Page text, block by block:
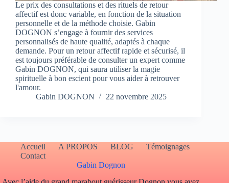
Le prix des consultations et des rituels de retour
affectif est donc variable, en fonction de la situation
personnelle et de la méthode choisie. Gabin
DOGNON s’engage à fournir des services
personnalisés de haute qualité, adaptés à chaque
demande. Pour un retour affectif rapide et sécurisé, il
est toujours préférable de consulter un expert comme
Gabin DOGNON, qui saura utiliser la magie
spirituelle à bon escient pour vous aider à retrouver
l'amour.
Gabin DOGNON
22 novembre 2025
Accueil A PROPOS BLOG
Témoignages
Contact
Gabin Dognon